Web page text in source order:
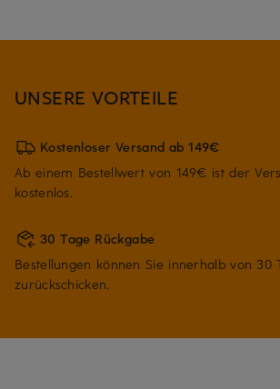
UNSERE VORTEILE
Kostenloser Versand ab 149€
Ab einem Bestellwert von 149€ ist der
kostenlos.
30 Tage Rückgabe
Bestellungen können Sie innerhalb von 30
zurückschicken.